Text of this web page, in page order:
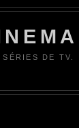
DE TV.